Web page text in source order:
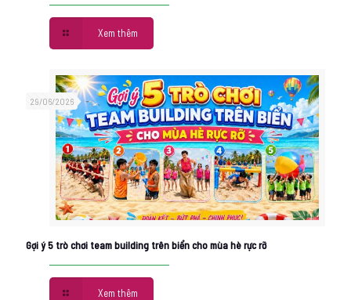
Xem thêm
29/06/2026
Gợi ý 5 trò chơi team building trên biển cho mùa hè rực rỡ
Xem thêm